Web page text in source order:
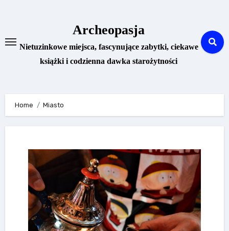
Archeopasja
Nietuzinkowe miejsca, fascynujące zabytki, ciekawe
książki i codzienna dawka starożytności
Home Miasto